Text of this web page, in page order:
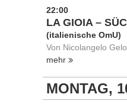
22:00
LA GIOIA –
(italienische OmU)
Von Nicolangelo
mehr
MONTAG,